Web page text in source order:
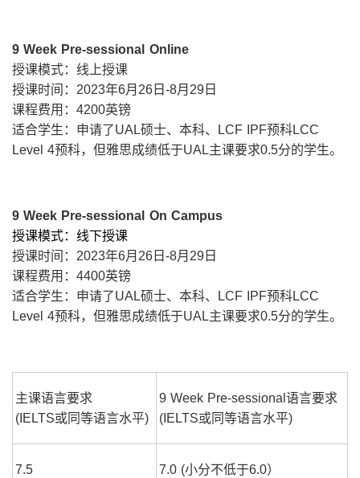
9 Week Pre-sessional Online
授课模式：线上授课
授课时间：2023年6月26日-8月29日
课程费用：4200英镑
适合学生：申请了UAL硕士、本科、LCF IPF预科LCC
Level 4预科，但雅思成绩低于UAL主课要求0.5分的学生。
9 Week Pre-sessional On Campus
授课模式：线下授课
授课时间：2023年6月26日-8月29日
课程费用：4400英镑
适合学生：申请了UAL硕士、本科、LCF IPF预科LCC
Level 4预科，但雅思成绩低于UAL主课要求0.5分的学生。
主课语言要求
(IELTS或同等语言水平)
9 Week Pre-sessional语言要求
(IELTS或同等语言水平)
7.5 7.0 (小分不低于6.0）